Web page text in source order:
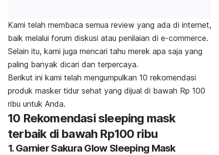
Kami telah membaca semua review yang ada di internet,
baik melalui forum diskusi atau penilaian di e-commerce.
Selain itu, kami juga mencari tahu merek apa saja yang
paling banyak dicari dan terpercaya.
Berikut ini kami telah mengumpulkan 10 rekomendasi
produk masker tidur sehat yang dijual di bawah Rp 100
ribu untuk Anda.
10 Rekomendasisleeping mask
terbaik di bawah Rp100 ribu
1. Garnier Sakura Glow Sleeping Mask